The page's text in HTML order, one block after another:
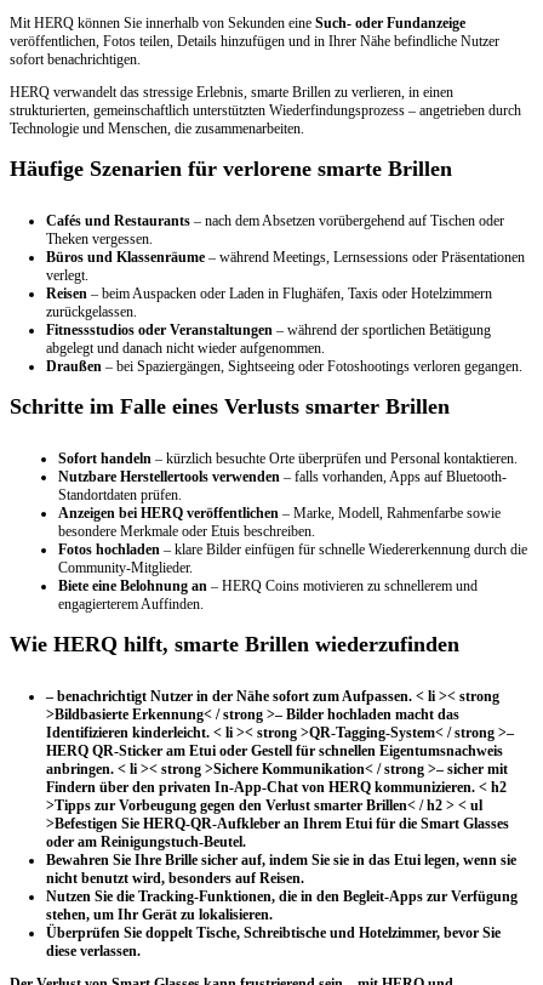
Mit HERQ können Sie innerhalb von Sekunden eine Such- oder Fundanzeige
veröffentlichen, Fotos teilen, Details hinzufügen und in Ihrer Nähe befindliche Nutzer
sofort benachrichtigen.
HERQ verwandelt das stressige Erlebnis, smarte Brillen zu verlieren, in einen
strukturierten, gemeinschaftlich unterstützten Wiederfindungsprozess – angetrieben durch
Technologie und Menschen, die zusammenarbeiten.
Häufige Szenarien für verlorene smarte Brillen
Cafés und Restaurants – nach dem Absetzen vorübergehend auf Tischen oder
Theken vergessen.
Büros und Klassenräume – während Meetings, Lernsessions oder Präsentationen
verlegt.
Reisen – beim Auspacken oder Laden in Flughäfen, Taxis oder Hotelzimmern
zurückgelassen.
Fitnessstudios oder Veranstaltungen – während der sportlichen Betätigung
abgelegt und danach nicht wieder aufgenommen.
Draußen – bei Spaziergängen, Sightseeing oder Fotoshootings verloren gegangen.
Schritte im Falle eines Verlusts smarter Brillen
Sofort handeln – kürzlich besuchte Orte überprüfen und Personal kontaktieren.
Nutzbare Herstellertools verwenden – falls vorhanden, Apps auf Bluetooth-
Standortdaten prüfen.
Anzeigen bei HERQ veröffentlichen – Marke, Modell, Rahmenfarbe sowie
besondere Merkmale oder Etuis beschreiben.
Fotos hochladen – klare Bilder einfügen für schnelle Wiedererkennung durch die
Community-Mitglieder.
Biete eine Belohnung an – HERQ Coins motivieren zu schnellerem und
engagierterem Auffinden.
Wie HERQ hilft, smarte Brillen wiederzufinden
– benachrichtigt Nutzer in der Nähe sofort zum Aufpassen. < li >< strong
>Bildbasierte Erkennung< / strong >– Bilder hochladen macht das
Identifizieren kinderleicht. < li >< strong >QR-Tagging-System< / strong >–
HERQ QR-Sticker am Etui oder Gestell für schnellen Eigentumsnachweis
anbringen. < li >< strong >Sichere Kommunikation< / strong >– sicher mit
Findern über den privaten In-App-Chat von HERQ kommunizieren. < h2
>Tipps zur Vorbeugung gegen den Verlust smarter Brillen< / h2 > < ul
>Befestigen Sie HERQ-QR-Aufkleber an Ihrem Etui für die Smart Glasses
oder am Reinigungstuch-Beutel.
Bewahren Sie Ihre Brille sicher auf, indem Sie sie in das Etui legen, wenn sie
nicht benutzt wird, besonders auf Reisen.
Nutzen Sie die Tracking-Funktionen, die in den Begleit-Apps zur Verfügung
stehen, um Ihr Gerät zu lokalisieren.
Überprüfen Sie doppelt Tische, Schreibtische und Hotelzimmer, bevor Sie
diese verlassen.